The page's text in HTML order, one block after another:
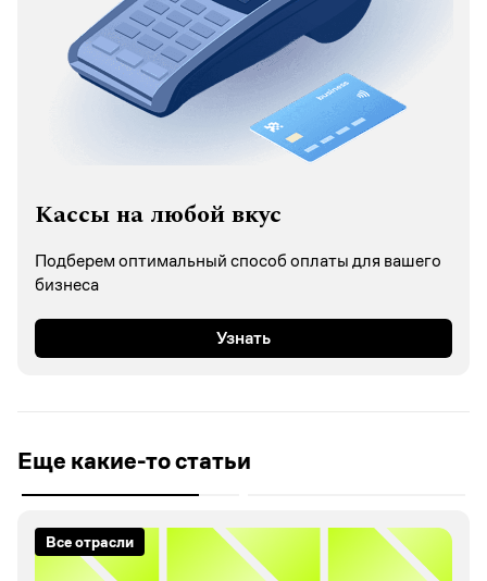
Кассы на любой вкус
Подберем оптимальный способ оплаты для вашего
бизнеса
Узнать
Еще какие-то статьи
Все отрасли